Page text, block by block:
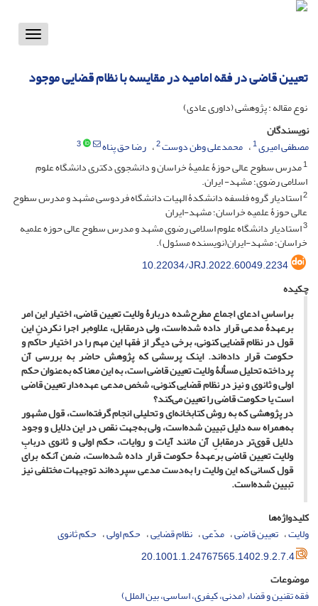
Toggle
تعیین قاضی در فقه امامیه در مقایسه با نظام قضایی موجود
نوع مقاله : پژوهشی (داوری عادی)
نویسندگان
مصطفی امیری1 محمدعلی وطن دوست2 رضا حق پناه
3
1مدرس سطوح عالی حوزۀ علمیۀ خراسان و دانشجوی دکتری دانشگاه علوم
اسلامی رضوی؛ مشهد- ایران.
2استادیار گروه فلسفه دانشکدۀ الهیات دانشگاه فردوسی مشهد و مدرس سطوح
عالی حوزۀ علمیه خراسان؛ مشهد-ایران
3استادیار دانشگاه علوم اسلامی رضوی مشهد و مدرس سطوح عالی حوزه علمیه
خراسان؛ مشهد-ایران(نویسنده مسئول).
10.22034/JRJ.2022.60049.2234
چکیده
براساسِ ادعای اجماع مطرح‌شده دربارۀ ولایت تعیین قاضی، اختیار این امر
برعهدۀ مدعی قرار داده شده‌است، ولی درمقابل، علاوه‌بر اجرا نکردنِ این
قول در نظام قضایی کنونی، برخی دیگر از فقها این مهم را در اختیار حاکم و
حکومت قرار داده‌اند. اینک پرسشی که پژوهش حاضر به بررسی آن
پرداخته تحلیل مسألۀ ولایت تعیین قاضی است، به این معنا که به‌عنوان حکم
اولی و ثانوی و نیز در نظام قضایی کنونی، شخص مدعی عهده‌دار تعیین قاضی
است یا حکومت قاضی را تعیین می‌کند؟
در پژوهشی که به روش کتابخانه‌ای و تحلیلی انجام گرفته‌است، قول مشهور
به‌همراه سه دلیل تبیین شده‌است، ولی به‌جهت نقص در این دلایل و وجود
دلایل قوی‌‌تر درمقابلِ آن مانند آیات و روایات، حکم اولی و ثانوی دربابِ
ولایت تعیین قاضی برعهدۀ حکومت قرار داده شده‌است، ضمن آنکه برای
قول کسانی که این ولایت را به‌دست مدعی سپرده‌اند توجیهات مختلفی نیز
تبیین شده‌است.
کلیدواژه‌ها
ولایت تعیین قاضی مدّعی نظام قضایی حکم اولی حکم ثانوی
20.1001.1.24767565.1402.9.2.7.4
موضوعات
فقه تقنین و قضاء (مدنی، کیفری، اساسی، بین الملل)